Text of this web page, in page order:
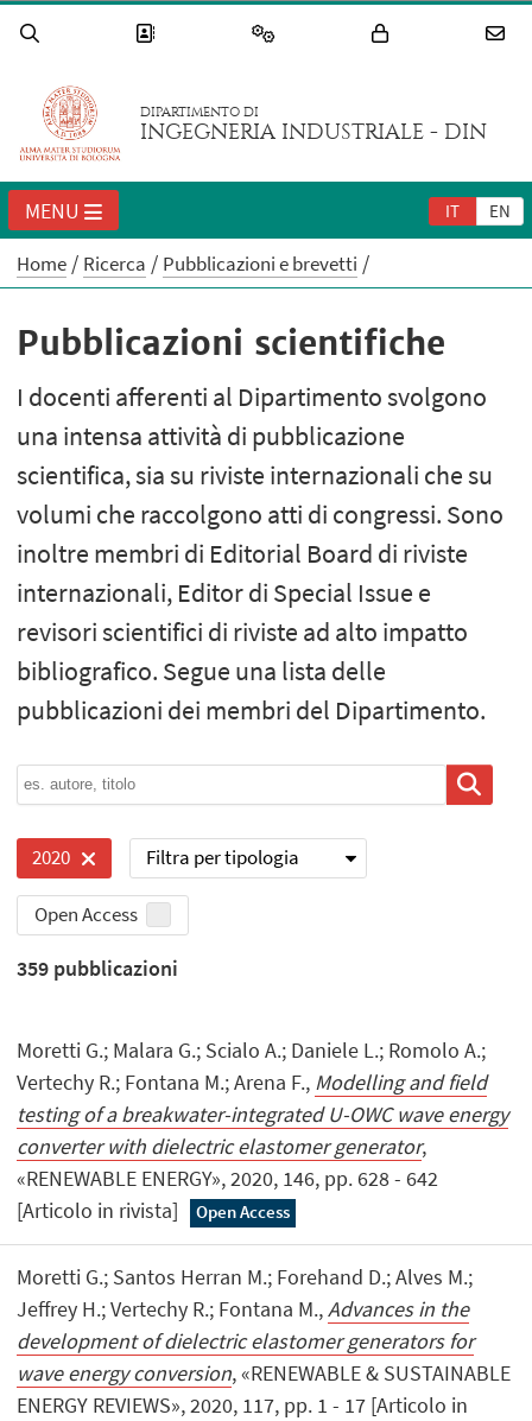
DIPARTIMENTO DI
INGEGNERIA INDUSTRIALE - DIN
IT EN
MENU
Home Ricerca Pubblicazioni e brevetti
Pubblicazioni scientifiche
I docenti afferenti al Dipartimento svolgono
una intensa attività di pubblicazione
scientifica, sia su riviste internazionali che su
volumi che raccolgono atti di congressi. Sono
inoltre membri di Editorial Board di riviste
internazionali, Editor di Special Issue e
revisori scientifici di riviste ad alto impatto
bibliografico. Segue una lista delle
pubblicazioni dei membri del Dipartimento.
2020 Filtra per tipologia
Open Access
359 pubblicazioni
Moretti G.; Malara G.; Scialo A.; Daniele L.; Romolo A.;
Vertechy R.; Fontana M.; Arena F., Modelling and field
testing of a breakwater-integrated U-OWC wave energy
converter with dielectric elastomer generator,
«RENEWABLE ENERGY», 2020, 146, pp. 628 - 642
[Articolo in rivista]
Open Access
Moretti G.; Santos Herran M.; Forehand D.; Alves M.;
Jeffrey H.; Vertechy R.; Fontana M.,Advances in the
development of dielectric elastomer generators for
wave energy conversion, «RENEWABLE & SUSTAINABLE
ENERGY REVIEWS», 2020, 117, pp. 1 - 17 [Articolo in